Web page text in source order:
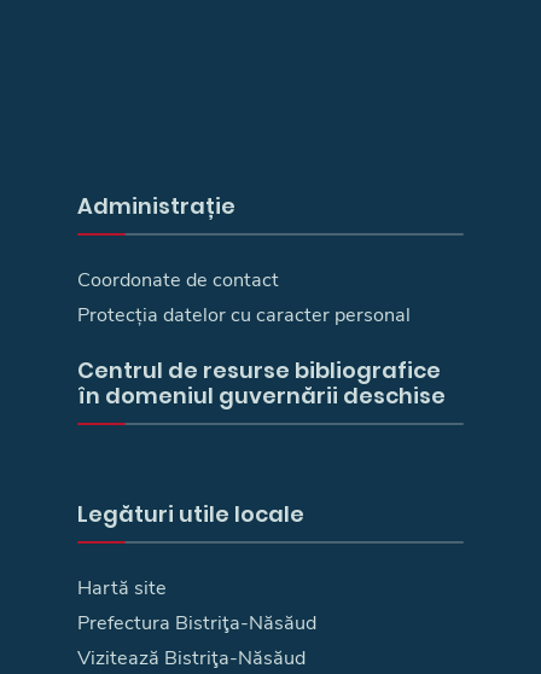
Administrație
Coordonate de contact
Protecția datelor cu caracter personal
Centrul de resurse bibliografice
în domeniul guvernării deschise
Legături utile locale
Hartă site
Prefectura Bistriţa-Năsăud
Vizitează Bistriţa-Năsăud